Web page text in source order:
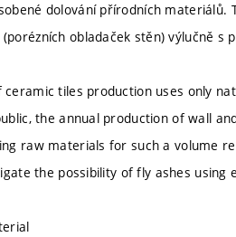
dolování přírodních materiálů.
obladaček stěn) výlučně s
ceramic tiles production uses only
the annual production of wall
raw materials for such a volume
the possibility of fly ashes